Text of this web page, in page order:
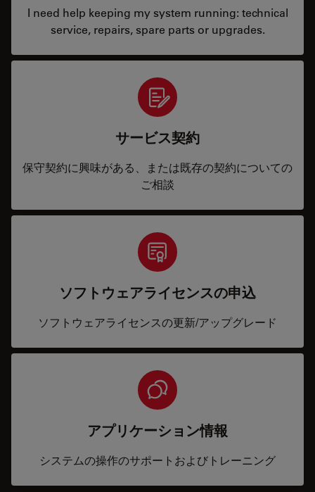
I need help keeping my system running: technical
service, repairs, spare parts or upgrades.
サービス契約
保守契約に興味がある、または既存の契約についての
ご相談
ソフトウェアライセンスの申込
ソフトウェアライセンスの更新/アップグレード
アプリケーション情報
システムの操作のサポートおよびトレーニング